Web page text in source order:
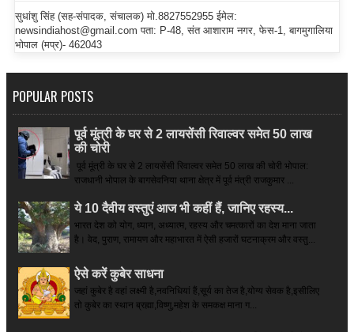
सुधांशु सिंह (सह-संपादक, संचालक) मो.8827552955 ईमेल:
newsindiahost@gmail.com पता: P-48, संत आशाराम नगर, फेस-1, बागमुगालिया
भोपाल (मप्र)- 462043
POPULAR POSTS
पूर्व मूंत्री के घर से 2 लायसेंसी रिवाल्वर समेत 50 लाख
की चोरी
पूर्व मूंत्री के घर से 2 लायसेंसी रिवाल्वर समेत 50 लाख की चोरी भोपाल:
राजधानी भोपाल के बागसेवनिया थाना क्षेत्र में पूर्व मंत्री राजकुमार ...
ये 10 दैवीय वस्तुएं आज भी कहीं हैं, जानिए रहस्य...
भारत देश को योग, ध्यान, अध्यात्म, रहस्य और चमत्कारों का देश माना जाता
है। वेद, पुराण, रामायण और महाभारत में ऐसी हजारों घटनाक्रम और वस्तु...
ऐसे करें कुबेर साधना
जहां कुबेर है­ वहां लक्ष्मी है,नवनिधियां हैं,सूर्य का तेज है,योग्य सेवक है,इसीलिए
तो कुबेर का स्थान ब्रह्मा,विष्णु,महेश के समकक्ष माना ग...